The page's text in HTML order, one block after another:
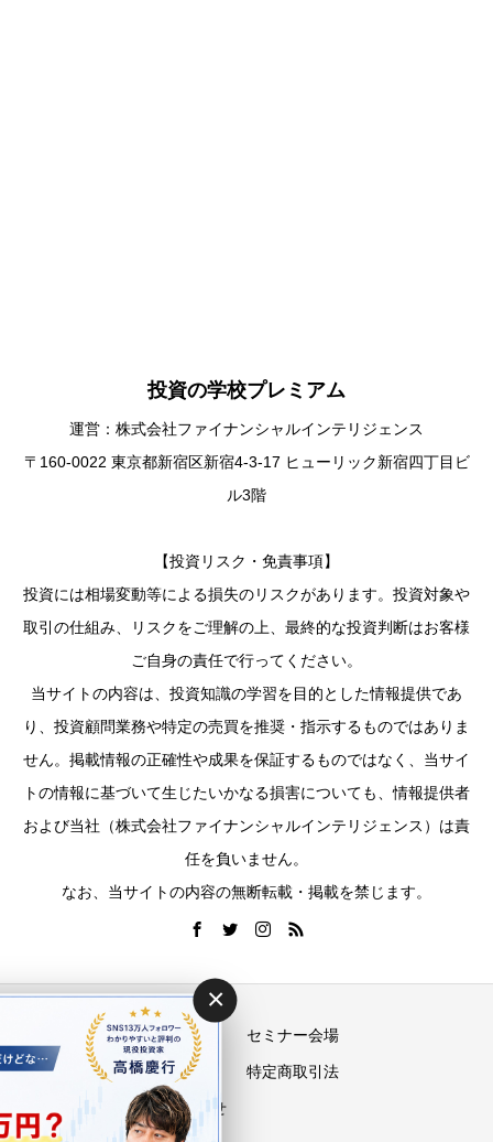
投資の学校プレミアム
運営：株式会社ファイナンシャルインテリジェンス
〒160-0022 東京都新宿区新宿4-3-17 ヒューリック新宿四丁目ビ
ル3階
【投資リスク・免責事項】
投資には相場変動等による損失のリスクがあります。投資対象や
取引の仕組み、リスクをご理解の上、最終的な投資判断はお客様
ご自身の責任で行ってください。
当サイトの内容は、投資知識の学習を目的とした情報提供であ
り、投資顧問業務や特定の売買を推奨・指示するものではありま
せん。掲載情報の正確性や成果を保証するものではなく、当サイ
トの情報に基づいて生じたいかなる損害についても、情報提供者
および当社（株式会社ファイナンシャルインテリジェンス）は責
任を負いません。
なお、当サイトの内容の無断転載・掲載を禁じます。
セミナー会場
プライバシーポリシー 特定商取引法
お問い合わせ
×